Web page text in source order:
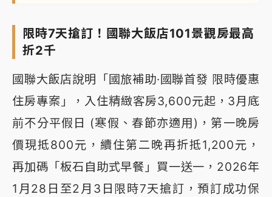
限時7天搶訂！國聯大飯店101景觀房最高
折2千
國聯大飯店說明「國旅補助·國聯首發 限時優惠
住房專案」，入住精緻客房3,600元起，3月底
前不分平假日 (寒假、春節亦適用)，第一晚房
價現抵800元，續住第二晚再折抵1,200元，
再加碼「板石自助式早餐」買一送一，2026年
1月28日至2月3日限時7天搶訂，預訂成功保